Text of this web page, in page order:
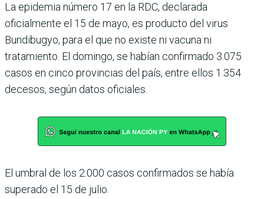
La epidemia número 17 en la RDC, declarada
oficialmente el 15 de mayo, es producto del virus
Bundibugyo, para el que no existe ni vacuna ni
tratamiento. El domingo, se habían confirmado 3.075
casos en cinco provincias del país, entre ellos 1.354
decesos, según datos oficiales.
El umbral de los 2.000 casos confirmados se había
superado el 15 de julio.